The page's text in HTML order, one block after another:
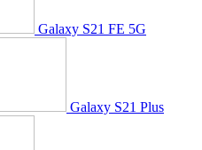
Galaxy S21 FE 5G
Galaxy S21 Plus